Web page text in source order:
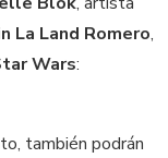
La Land Romero,
Wars:
también podrán